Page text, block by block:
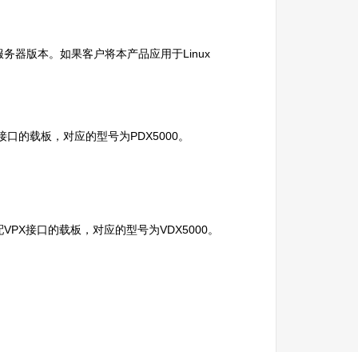
器版本。如果客户将本产品应用于Linux
的载板，对应的型号为PDX5000。
接口的载板，对应的型号为VDX5000。